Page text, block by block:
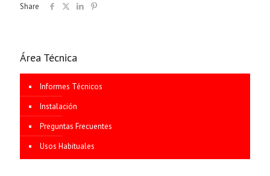
Share
Área Técnica
Informes Técnicos
Instalación
Preguntas Frecuentes
Usos Habituales